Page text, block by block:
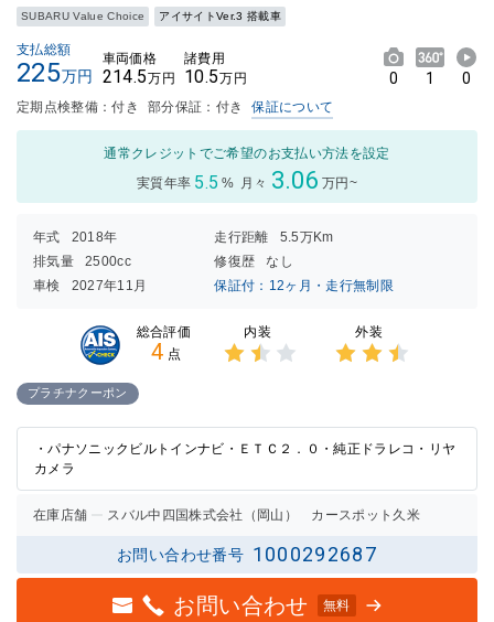
SUBARU Value Choice アイサイトVer.3 搭載車
支払総額
225万円
車両価格
214.5万円
諸費用
10.5万円 0 1 0
定期点検整備：付き 部分保証：付き 保証について
通常クレジットでご希望のお支払い方法を設定
実質年率 5.5 % 月々 3.06 万円~
年式 2018年 走行距離
5.5万Km
排気量
2500cc 修復歴
なし
車検
2027年11月 保証付：12ヶ月・走行無制限
総合評価
4 点
内装 外装
プラチナクーポン
・パナソニックビルトインナビ・ＥＴＣ２．０・純正ドラレコ・リヤ
カメラ
在庫店舗 スバル中四国株式会社（岡山） カースポット久米
お問い合わせ番号 1000292687
お問い合わせ 無料